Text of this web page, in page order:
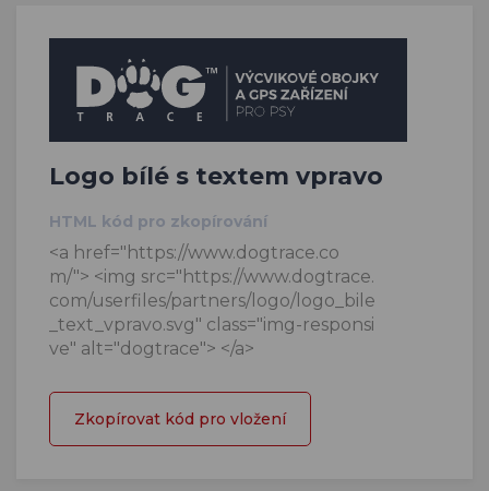
Logo bílé s textem vpravo
HTML kód pro zkopírování
<a href="https://www.dogtrace.co
m/"> <img src="https://www.dogtrace.
com/userfiles/partners/logo/logo_bile
_text_vpravo.svg" class="img-responsi
ve" alt="dogtrace"> </a>
Zkopírovat kód pro vložení